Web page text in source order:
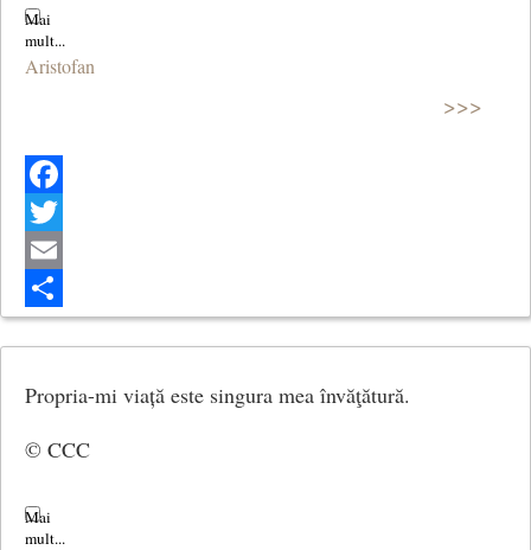
Aristofan
>>>
Facebook
Twitter
Email
Share
Propria-mi viață este singura mea învăţătură.
© CCC